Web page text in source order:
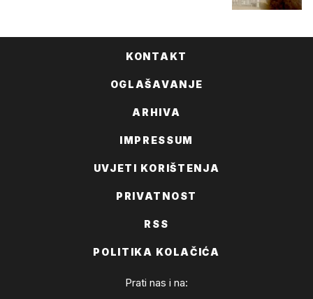
KONTAKT
OGLAŠAVANJE
ARHIVA
IMPRESSUM
UVJETI KORIŠTENJA
PRIVATNOST
RSS
POLITIKA KOLAČIĆA
Prati nas i na: